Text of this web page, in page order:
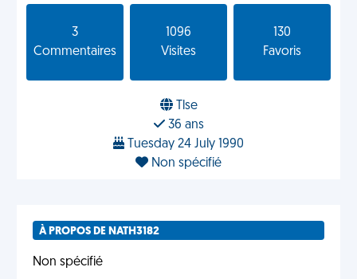
3
Commentaires
1096
Visites
130
Favoris
Tlse
36 ans
Tuesday 24 July 1990
Non spécifié
À PROPOS DE NATH3182
Non spécifié